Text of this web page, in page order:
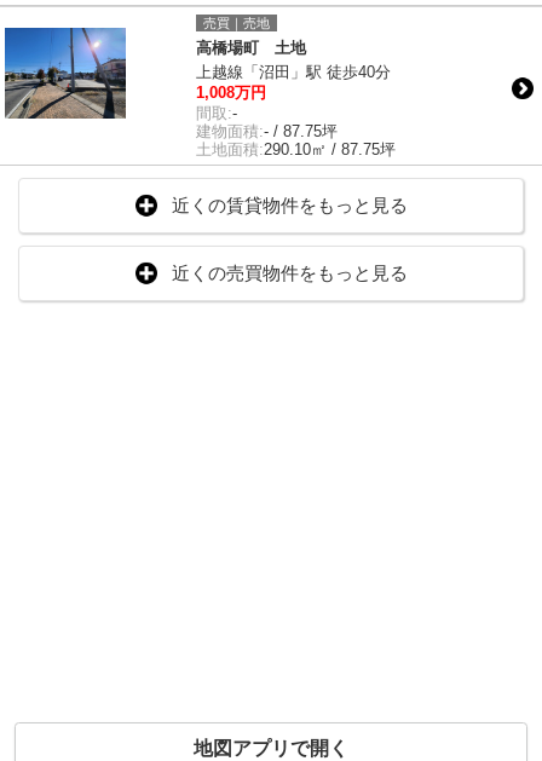
売買｜売地
高橋場町 土地
上越線「沼田」駅 徒歩40分
1,008万円
間取:-
建物面積:- / 87.75坪
土地面積:290.10㎡ / 87.75坪
近くの賃貸物件をもっと見る
近くの売買物件をもっと見る
地図アプリで開く